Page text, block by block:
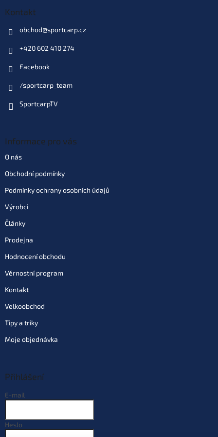
Kontakt
obchod@sportcarp.cz
+420 602 410 274
Facebook
/sportcarp_team
SportcarpTV
Informace pro vás
O nás
Obchodní podmínky
Podmínky ochrany osobních údajů
Výrobci
Články
Prodejna
Hodnocení obchodu
Věrnostní program
Kontakt
Velkoobchod
Tipy a triky
Moje objednávka
Přihlášení
E-mail
Heslo